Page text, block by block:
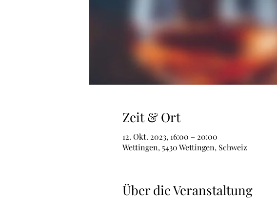
Zeit & Ort
12. Okt. 2023, 16:00 – 20:00
Wettingen, 5430 Wettingen, Schweiz
Über die Veranstaltung